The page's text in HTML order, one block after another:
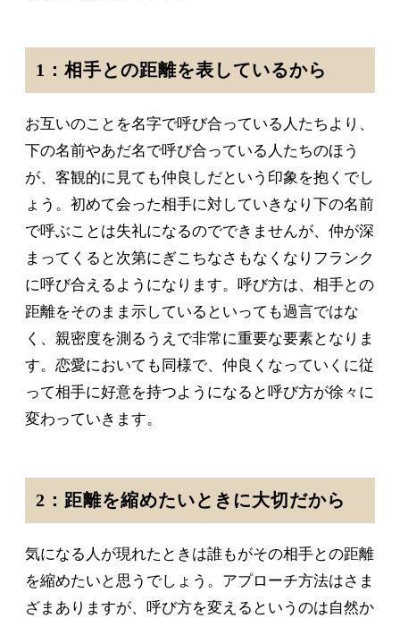
1：相手との距離を表しているから
お互いのことを名字で呼び合っている人たちより、
下の名前やあだ名で呼び合っている人たちのほう
が、客観的に見ても仲良しだという印象を抱くでし
ょう。初めて会った相手に対していきなり下の名前
で呼ぶことは失礼になるのでできませんが、仲が深
まってくると次第にぎこちなさもなくなりフランク
に呼び合えるようになります。呼び方は、相手との
距離をそのまま示しているといっても過言ではな
く、親密度を測るうえで非常に重要な要素となりま
す。恋愛においても同様で、仲良くなっていくに従
って相手に好意を持つようになると呼び方が徐々に
変わっていきます。
2：距離を縮めたいときに大切だから
気になる人が現れたときは誰もがその相手との距離
を縮めたいと思うでしょう。アプローチ方法はさま
ざまありますが、呼び方を変えるというのは自然か